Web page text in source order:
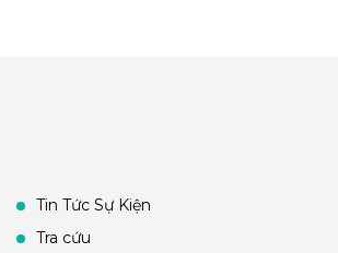
Tin Tức Sự Kiện
Tra cứu